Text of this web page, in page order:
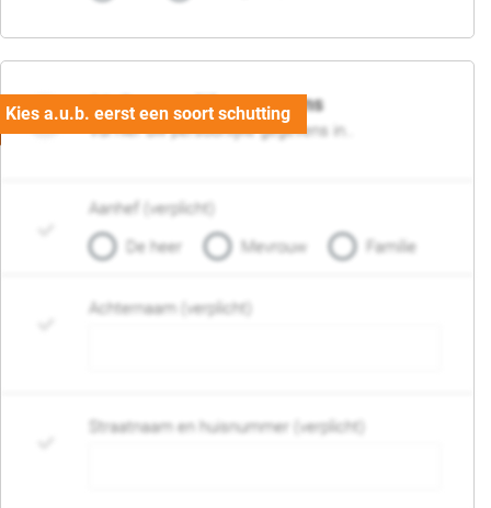
06. Persoonlijke gegevens
Vul hier uw persoonlijke gegevens in..
Aanhef (verplicht)
De heer
Mevrouw Familie
Achternaam (verplicht)
Straatnaam en huisnummer (verplicht)